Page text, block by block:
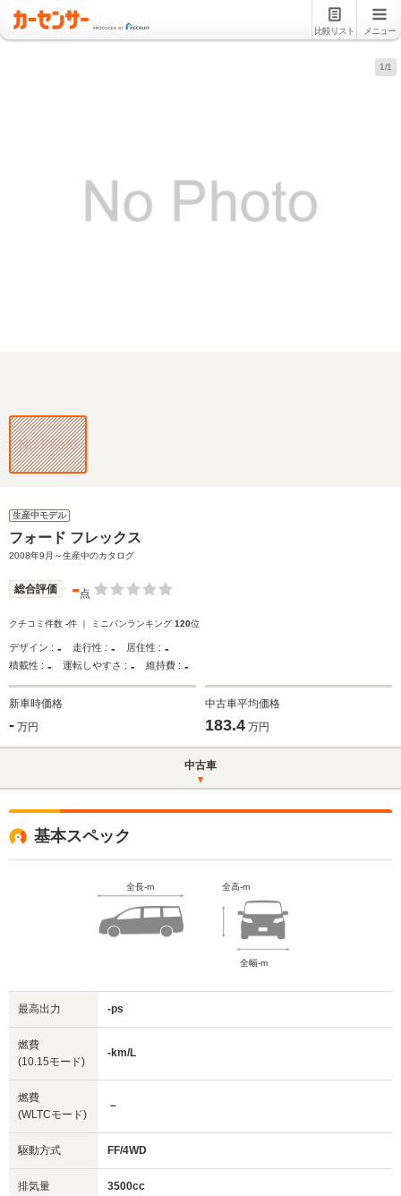
比較リスト メニュー
1/1
生産中モデル
フォード フレックス
2008年9月～生産中のカタログ
総合評価 -点
クチコミ件数 -件 ｜ ミニバンランキング 120位
デザイン : - 走行性 : - 居住性 : -
積載性 : - 運転しやすさ : - 維持費 : -
新車時価格
- 万円
中古車平均価格
183.4 万円
中古車
基本スペック
全長-m 全高-m
全幅-m
最高出力 -ps
燃費
(10.15モード)
-km/L
燃費
(WLTCモード)
－
駆動方式 FF/4WD
排気量 3500cc